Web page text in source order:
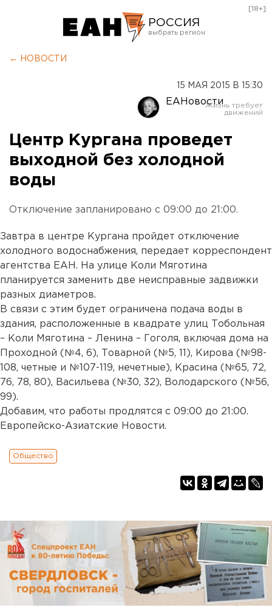
РОССИЯ
Оренбург
[18+]
← НОВОСТИ
15 МАЯ 2015 В 15:30
ЕАНовости
Центр Кургана проведет
выходной без холодной
воды
Отключение запланировано с 09:00 до 21:00.
Завтра в центре Кургана пройдет отключение
холодного водоснабжения, передает корреспондент
агентства ЕАН. На улице Коли Мяготина
планируется заменить две неисправные задвижки
разных диаметров.
В связи с этим будет ограничена подача воды в
здания, расположенные в квадрате улиц Тобольная
– Коли Мяготина – Ленина – Гоголя, включая дома на
Проходной (№4, 6), Товарной (№5, 11), Кирова (№98-
108, четные и №107-119, нечетные), Красина (№65, 72,
76, 78, 80), Васильева (№30, 32), Володарского (№56,
99).
Добавим, что работы продлятся с 09:00 до 21:00.
Европейско-Азиатские Новости.
Общество